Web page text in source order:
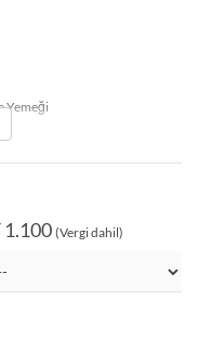
Yemeği
1.100 (Vergi dahil)